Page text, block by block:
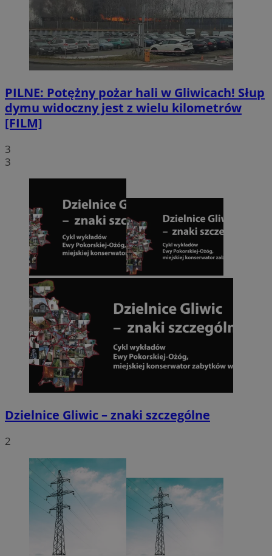
PILNE: Potężny pożar hali w Gliwicach! Słup
dymu widoczny jest z wielu kilometrów
[FILM]
3
3
Dzielnice Gliwic – znaki szczególne
2